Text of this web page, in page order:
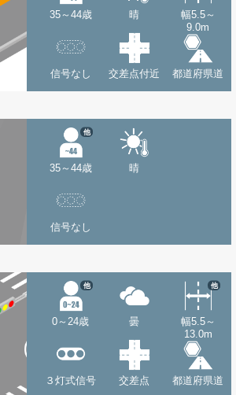
35～44歳 晴
幅5.5～
9.0m
信号なし 交差点付近 都道府県道
35～44歳
他
晴
信号なし
0～24歳
他
曇
幅5.5～
13.0m
他
３灯式信号 交差点 都道府県道